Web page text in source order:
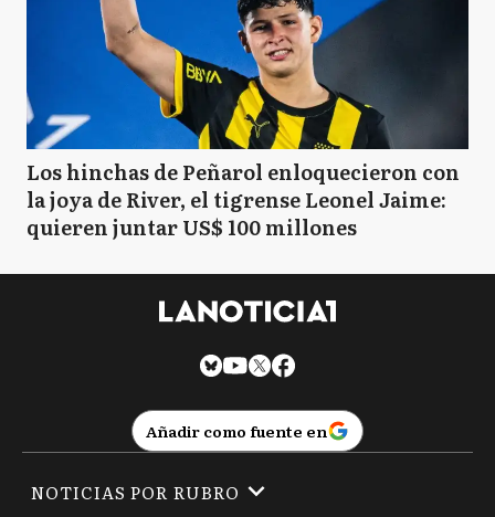
Los hinchas de Peñarol enloquecieron con
la joya de River, el tigrense Leonel Jaime:
quieren juntar US$ 100 millones
Añadir como fuente en
NOTICIAS POR RUBRO